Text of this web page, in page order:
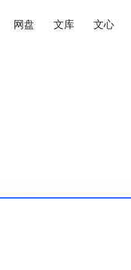
网盘 文库 文心